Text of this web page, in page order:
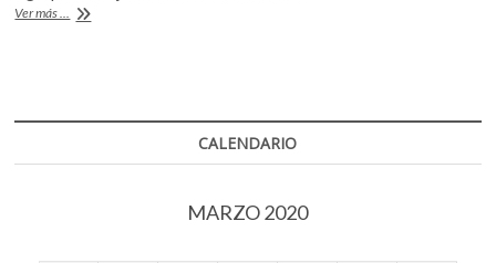
o
Ver más ... Primer
CALENDARIO
MARZO 2020